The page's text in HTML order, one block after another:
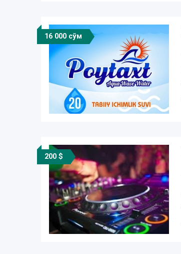
16 000 сўм
200 $